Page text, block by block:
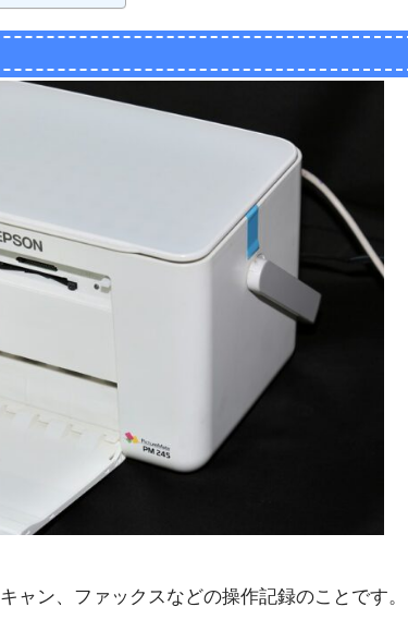
ャン、ファックスなどの操作記録のことです。